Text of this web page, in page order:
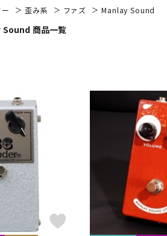
レ
ノ 管楽器
DTM オンラ
ージ
歪み系 ファズ Manlay Sound
Sound 商品一覧